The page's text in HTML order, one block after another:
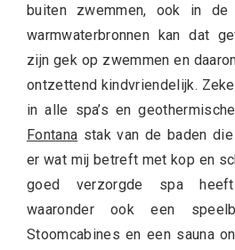
buiten zwemmen, ook in
warmwaterbronnen kan dat
zijn gek op zwemmen en
ontzettend kindvriendelijk.
in alle spa’s en
Fontana stak van de baden
er wat mij betreft met kop en
goed verzorgde spa
waaronder ook een
Stoomcabines en een sauna